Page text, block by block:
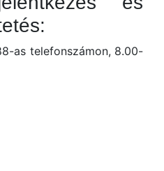
as telefonszámon, 8.00-